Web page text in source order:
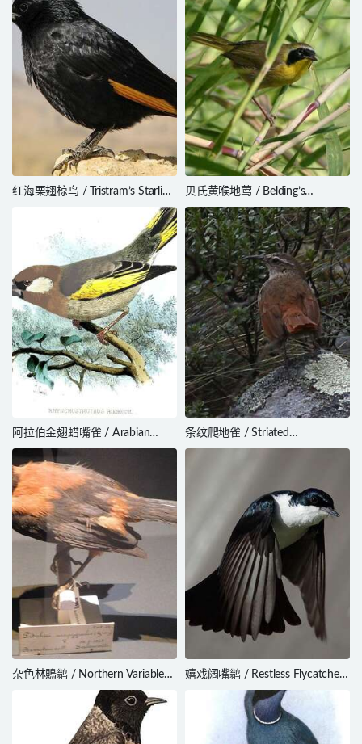
红海栗翅椋鸟 / Tristram’s Starling
贝氏黄喉地莺 / Belding’s
Yellowthroat / Geothlypis beldingi
阿拉伯金翅蜡嘴雀 / Arabian
Golden-winged Grosbeak /
Rhynchostruthus percivali
条纹爬地雀 / Striated
Earthcreeper / Geocerthia serrana
杂色林鵙鹟 / Northern Variable
Pitohui / Pitohui kirhocephalus
嬉戏阔嘴鹟 / Restless Flycatcher
/ Myiagra inquieta